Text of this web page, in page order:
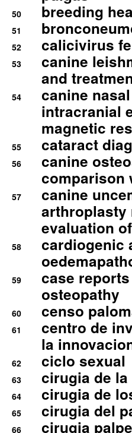
50 breeding
51
52 calicivirus
53
canine
and
54
canine
intracranial
magnetic
55 cataract
56
canine
comparison
57
canine
arthroplasty
evaluation
58
cardiogenic
59
case
osteopathy
60 censo
61
centro de
la
62 ciclo sexual
63 cirugia de
64 cirugia de
65 cirugia del
66 cirugia